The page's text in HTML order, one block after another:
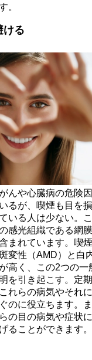
。
ける
んや心臓病の危険
るが、喫煙も目を
いる人は少ない。こ
感光組織である網
まれています。喫
変性（AMD）と白
高く、この2つの一
を引き起こす。定
れらの病気やそれ
のに役立ちます。
の目の病気や症状
ることができます。